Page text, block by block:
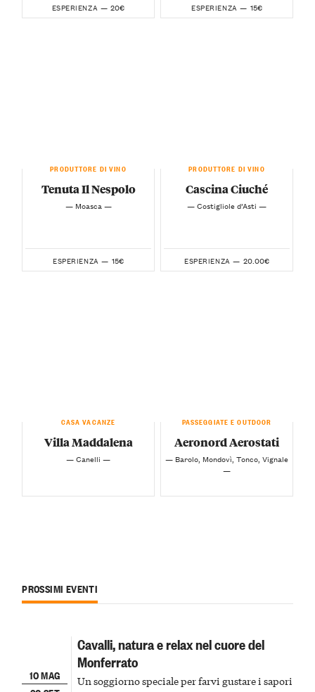
ESPERIENZA — 20€ ESPERIENZA — 15€
PRODUTTORE DI VINO
Tenuta Il Nespolo
— Moasca —
ESPERIENZA — 15€
PRODUTTORE DI VINO
Cascina Ciuché
— Costigliole d’Asti —
ESPERIENZA — 20.00€
CASA VACANZE
Villa Maddalena
— Canelli —
PASSEGGIATE E OUTDOOR
Aeronord Aerostati
— Barolo, Mondovì, Tonco, Vignale
—
PROSSIMI EVENTI
10 MAG
Cavalli, natura e relax nel cuore del
Monferrato
Un soggiorno speciale per farvi gustare i sapori